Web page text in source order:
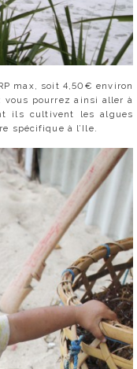
max, soit 4,50€ environ
vous pourrez ainsi aller à
ils cultivent les algues
spécifique à l’Ile.